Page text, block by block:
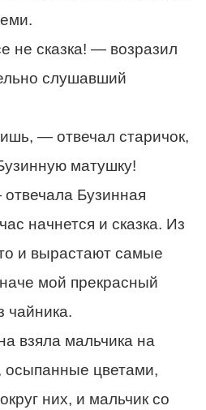
не сказка! — возразил
слушавший
— отвечал старичок,
матушку!
Бузинная
начнется и сказка. Из
и вырастают самые
мой прекрасный
чайника.
взяла мальчика на
осыпанные цветами,
них, и мальчик со